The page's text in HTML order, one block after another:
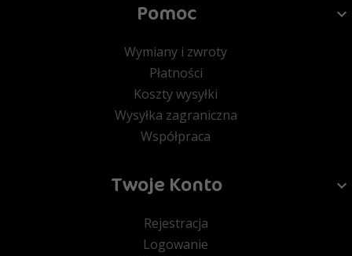
Pomoc
Wymiany i zwroty
Płatności
Koszty wysyłki
Wysyłka zagraniczna
Współpraca
Twoje Konto
Rejestracja
Logowanie